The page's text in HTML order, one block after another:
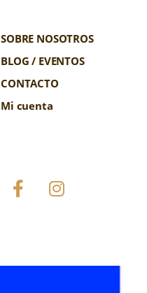
SOBRE NOSOTROS
BLOG / EVENTOS
CONTACTO
Mi cuenta